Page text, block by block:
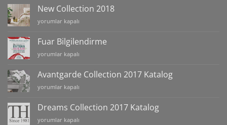
Collection
Katalog
için
New Collection 2018
New
2018
için
yorumlar kapalı
Fuar Bilgilendirme
Fuar
için
yorumlar kapalı
Avantgarde Collection 2017 Katalog
Avantgarde
2017
Katalog
için
yorumlar kapalı
Dreams Collection 2017 Katalog
Dreams
yorumlar kapalı